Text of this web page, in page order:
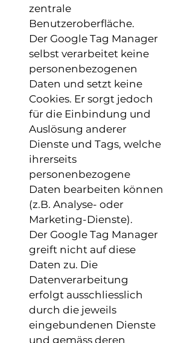
zentrale
Benutzeroberfläche.
Der Google Tag Manager
selbst verarbeitet keine
personenbezogenen
Daten und setzt keine
Cookies. Er sorgt jedoch
für die Einbindung und
Auslösung anderer
Dienste und Tags, welche
ihrerseits
personenbezogene
Daten bearbeiten können
(z.B. Analyse- oder
Marketing-Dienste).
Der Google Tag Manager
greift nicht auf diese
Daten zu. Die
Datenverarbeitung
erfolgt ausschliesslich
durch die jeweils
eingebundenen Dienste
und gemäss deren